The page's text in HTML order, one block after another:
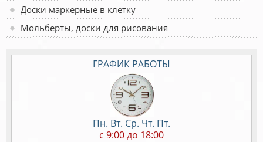
Доски маркерные в клетку
Мольберты, доски для рисования
ГРАФИК РАБОТЫ
Пн. Вт. Ср. Чт. Пт.
c 9:00 до 18:00